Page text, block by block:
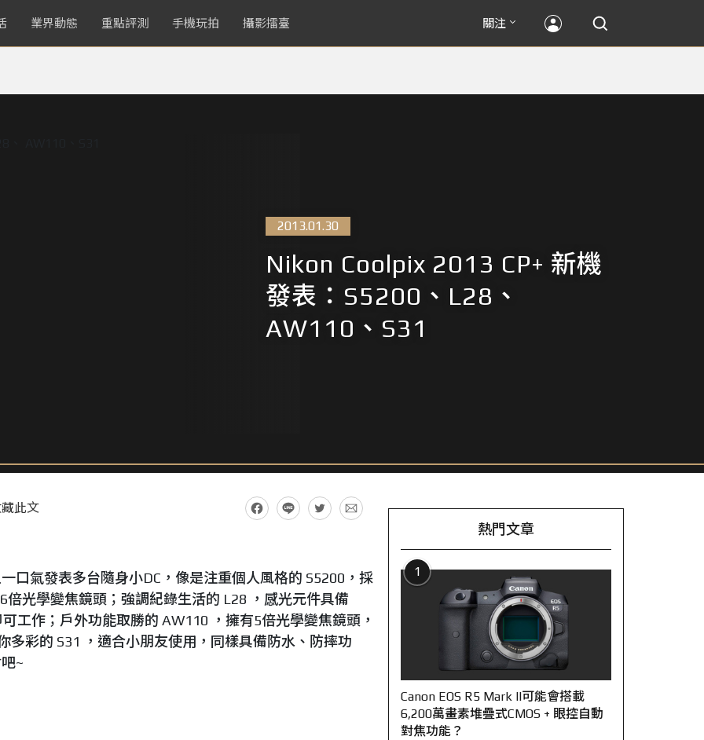
業界動態 重點評測 手機玩拍 攝影擂臺 關注
2013.01.30
Nikon Coolpix 2013 CP+ 新機
發表：S5200、L28、
AW110、S31
此文
口氣發表多台隨身小DC，像是注重個人風格的 S5200，採
倍光學變焦鏡頭；強調紀錄生活的 L28 ，感光元件具備
工作；戶外功能取勝的 AW110 ，擁有5倍光學變焦鏡頭，
多彩的 S31 ，適合小朋友使用，同樣具備防水、防摔功
~
熱門文章
1
Canon EOS R5 Mark II可能會搭載
6,200萬畫素堆疊式CMOS + 眼控自動
對焦功能？